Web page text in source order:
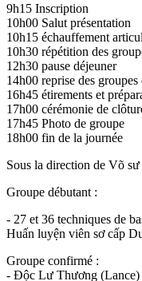
9h15 Inscription
10h00 Salut présentation
10h15 échauffement
10h30 répétition des
12h30 pause déjeuner
14h00 reprise des groupes
16h45 étirements et
17h00 cérémonie de
17h45 Photo de groupe
18h00 fin de la journée
Sous la direction de Võ
Groupe débutant :
- 27 et 36 techniques de
Huấn luyện viên sơ cấp
Groupe confirmé :
- Độc Lư Thương (Lance)